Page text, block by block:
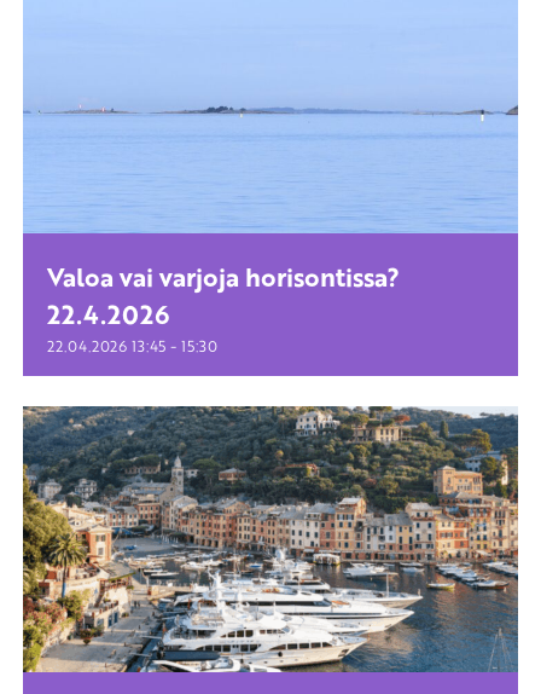
Valoa vai varjoja horisontissa?
22.4.2026
22.04.2026 13:45 - 15:30